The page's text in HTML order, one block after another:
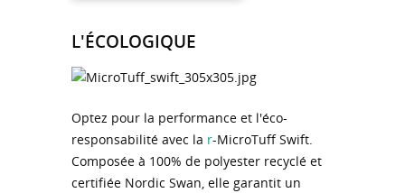
L'ÉCOLOGIQUE
Optez pour la performance et l'éco-
responsabilité avec la r-MicroTuff Swift.
Composée à 100% de polyester recyclé et
certifiée Nordic Swan, elle garantit un